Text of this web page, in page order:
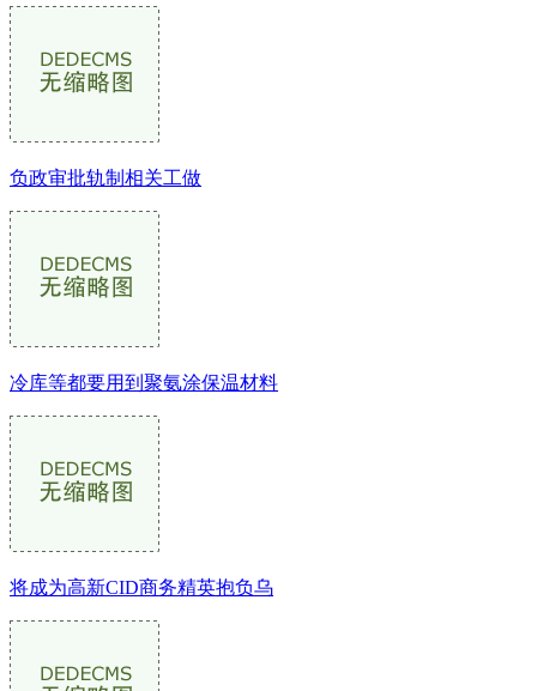
负政审批轨制相关工做
冷库等都要用到聚氨涂保温材料
将成为高新CID商务精英抱负乌